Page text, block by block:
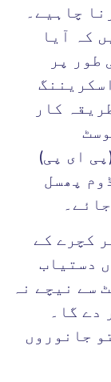
چاہیے۔
کہ آیا
طور پر
کار
ای پی)
پھسل
کچرے کے
دستیاب
سے نیچے نہ
دے گا۔
جانوروں